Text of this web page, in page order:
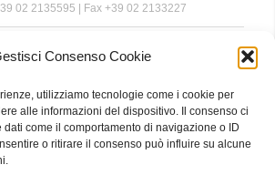
Consenso Cookie
utilizziamo tecnologie come i cookie per
alle informazioni del dispositivo. Il consenso ci
come il comportamento di navigazione o ID
o ritirare il consenso può influire su alcune
02 2135595 | Fax +39 02 2133227
in this website is for general information
keep the information up to date and correct, we
or warranties of any kind, express or implied,
accuracy, reliability, suitability or availability
or the information, products, services, or
on the website for any purpose. Any